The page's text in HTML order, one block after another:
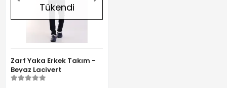
Tükendi
Zarf Yaka Erkek Takım -
Beyaz Lacivert